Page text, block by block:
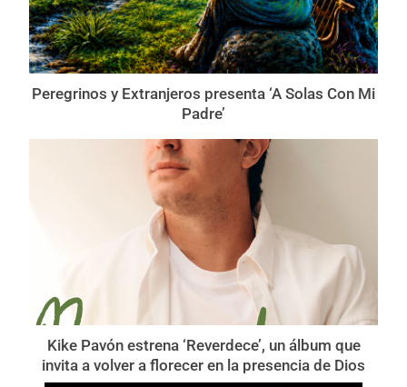
Peregrinos y Extranjeros presenta ‘A Solas Con Mi
Padre’
Kike Pavón estrena ‘Reverdece’, un álbum que
invita a volver a florecer en la presencia de Dios